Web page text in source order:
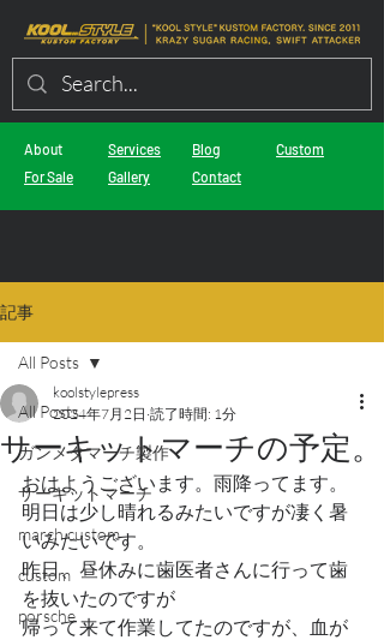
About
For Sale
Services
Gallery
Blog
Contact
Custom
記事
All Posts
ガンメタマーチ製作
サーキットマーチ
march custom
custom
porsche
All Posts
サーキットマーチの予定。
koolstylepress
2024年7月2日 読了時間: 1分
おはようございます。雨降ってます。
明日は少し晴れるみたいですが凄く暑
いみたいです。
昨日、昼休みに歯医者さんに行って歯
を抜いたのですが
帰って来て作業してたのですが、血が